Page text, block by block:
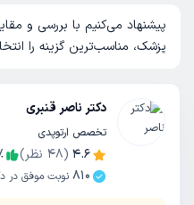
پیشنهاد می‌کنیم با بررسی و
پزشک، مناسب‌ترین گزینه را
دکتر ناصر قنبری
تخصص ارتوپدی
4.6
(
48 نظر)
810 نوبت موفق در